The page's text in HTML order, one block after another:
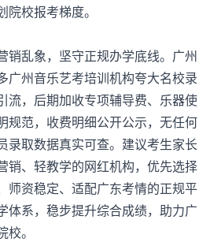
校报考梯度。
乱象，坚守正规办学底线。广州
广州音乐艺考培训机构夸大名校录
流，后期加收专项辅导费、乐器使
规范，收费明细公开公示，无任何
录取数据真实可查。建议考生家长
销、轻教学的网红机构，优先选择
师资稳定、适配广东考情的正规平
体系，稳步提升综合成绩，助力广
。